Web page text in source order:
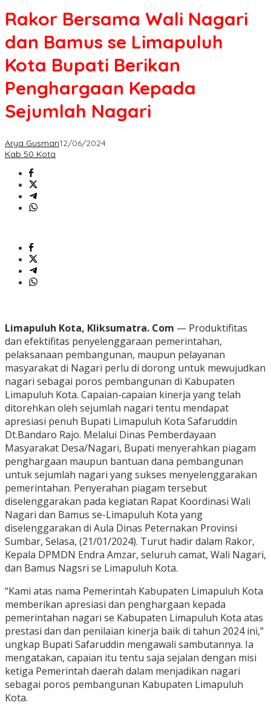
Rakor Bersama Wali Nagari
dan Bamus se Limapuluh
Kota Bupati Berikan
Penghargaan Kepada
Sejumlah Nagari
Arya Gusman12/06/2024
Kab 50 Kota
Limapuluh Kota, Kliksumatra. Com — Produktifitas
dan efektifitas penyelenggaraan pemerintahan,
pelaksanaan pembangunan, maupun pelayanan
masyarakat di Nagari perlu di dorong untuk mewujudkan
nagari sebagai poros pembangunan di Kabupaten
Limapuluh Kota. Capaian-capaian kinerja yang telah
ditorehkan oleh sejumlah nagari tentu mendapat
apresiasi penuh Bupati Limapuluh Kota Safaruddin
Dt.Bandaro Rajo. Melalui Dinas Pemberdayaan
Masyarakat Desa/Nagari, Bupati menyerahkan piagam
penghargaan maupun bantuan dana pembangunan
untuk sejumlah nagari yang sukses menyelenggarakan
pemerintahan. Penyerahan piagam tersebut
diselenggarakan pada kegiatan Rapat Koordinasi Wali
Nagari dan Bamus se-Limapuluh Kota yang
diselenggarakan di Aula Dinas Peternakan Provinsi
Sumbar, Selasa, (21/01/2024). Turut hadir dalam Rakor,
Kepala DPMDN Endra Amzar, seluruh camat, Wali Nagari,
dan Bamus Nagsri se Limapuluh Kota.
“Kami atas nama Pemerintah Kabupaten Limapuluh Kota
memberikan apresiasi dan penghargaan kepada
pemerintahan nagari se Kabupaten Limapuluh Kota atas
prestasi dan dan penilaian kinerja baik di tahun 2024 ini,”
ungkap Bupati Safaruddin mengawali sambutannya. Ia
mengatakan, capaian itu tentu saja sejalan dengan misi
ketiga Pemerintah daerah dalam menjadikan nagari
sebagai poros pembangunan Kabupaten Limapuluh
Kota.